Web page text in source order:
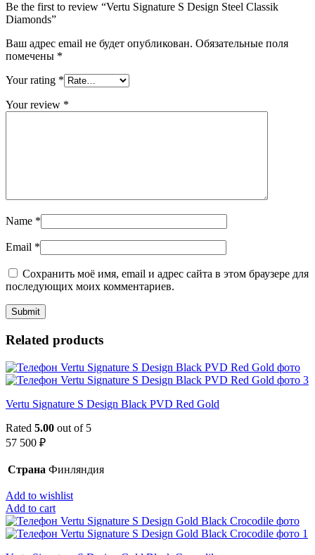
Be the first to review “Vertu Signature S Design Steel Classik
Diamonds”
Ваш адрес email не будет опубликован. Обязательные поля
помечены *
Your rating *
Your review *
Name *
Email *
Сохранить моё имя, email и адрес сайта в этом браузере для
последующих моих комментариев.
Related products
Vertu Signature S Design Black PVD Red Gold
Rated 5.00 out of 5
57 500 ₽
Страна Финляндия
Add to wishlist
Add to cart